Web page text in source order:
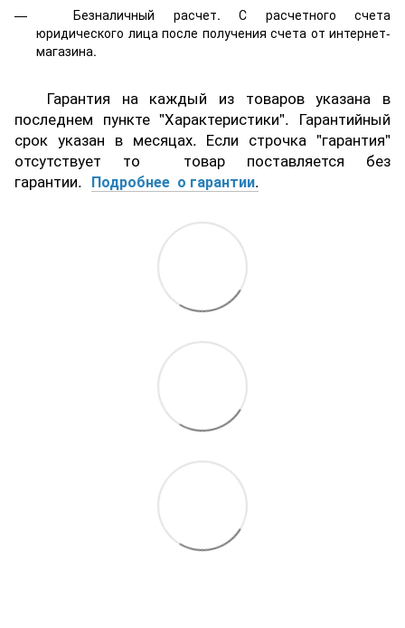
Безналичный расчет. С расчетного счета
юридического лица после получения счета от интернет-
магазина.
Гарантия на каждый из товаров указана в
последнем пункте "Характеристики". Гарантийный
срок указан в месяцах. Если строчка "гарантия"
отсутствует то товар поставляется без
гарантии. Подробнее о гарантии.